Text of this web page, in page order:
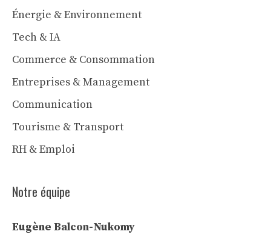
Énergie & Environnement
Tech & IA
Commerce & Consommation
Entreprises & Management
Communication
Tourisme & Transport
RH & Emploi
Notre équipe
Eugène Balcon-Nukomy